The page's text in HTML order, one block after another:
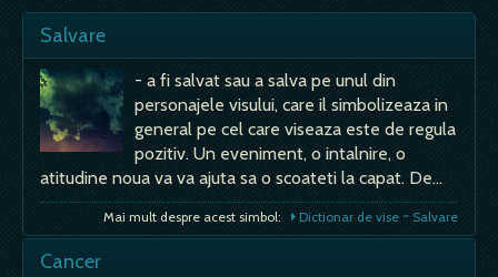
Salvare
- a fi salvat sau a salva pe unul din
personajele visului, care il simbolizeaza in
general pe cel care viseaza este de regula
pozitiv. Un eveniment, o intalnire, o
atitudine noua va va ajuta sa o scoateti la capat. De…
Mai mult despre acest simbol: Dictionar de vise ~ Salvare
Cancer